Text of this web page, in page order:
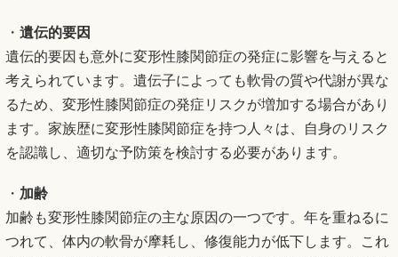
・ 遺伝的要因
遺伝的要因も意外に変形性膝関節症の発症に影響を与えると
考えられています。遺伝子によっても軟骨の質や代謝が異な
るため、変形性膝関節症の発症リスクが増加する場合があり
ます。家族歴に変形性膝関節症を持つ人々は、自身のリスク
を認識し、適切な予防策を検討する必要があります。
・ 加齢
加齢も変形性膝関節症の主な原因の一つです。年を重ねるに
つれて、体内の軟骨が摩耗し、修復能力が低下します。これ